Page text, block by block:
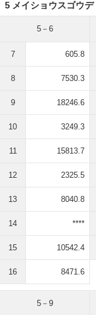
5 メイショウスゴウデ
5－6
7 605.8
8 7530.3
9 18246.6
10 3249.3
11 15813.7
12 2325.5
13 8040.8
14 ****
15 10542.4
16 8471.6
5－9